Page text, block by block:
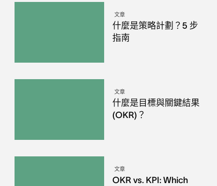
文章
什麼是策略計劃？5 步
指南
文章
什麼是目標與關鍵結果
(OKR)？
文章
OKR vs. KPI: Which